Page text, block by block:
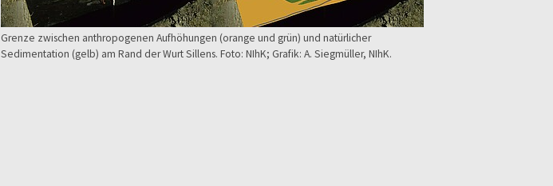
Grenze zwischen anthropogenen Aufhöhungen (orange und grün) und natürlicher
Sedimentation (gelb) am Rand der Wurt Sillens. Foto: NIhK; Grafik: A. Siegmüller, NIhK.